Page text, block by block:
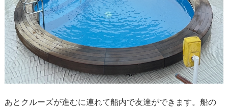
あとクルーズが進むに連れて船内で友達ができます。船の